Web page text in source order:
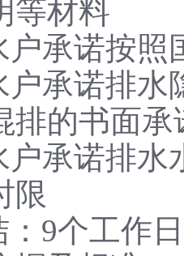
等材料
户承诺按
户承诺排
排的书面承
户承诺排
限
9个工作日